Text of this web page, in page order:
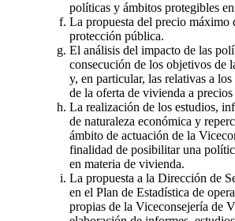
políticas y ámbitos protegibles
La propuesta del precio máximo
protección pública.
El análisis del impacto de las
consecución de los objetivos de
y, en particular, las relativas a
de la oferta de vivienda a precios
La realización de los estudios,
de naturaleza económica y
ámbito de actuación de la
finalidad de posibilitar una
en materia de vivienda.
La propuesta a la Dirección de
en el Plan de Estadística de
propias de la Viceconsejería de